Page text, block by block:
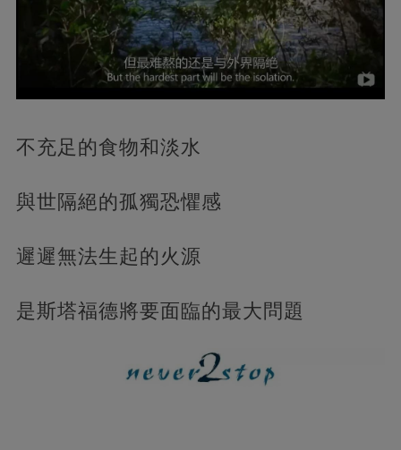
不充足的食物和淡水
與世隔絕的孤獨恐懼感
遲遲無法生起的火源
是斯塔福德將要面臨的最大問題